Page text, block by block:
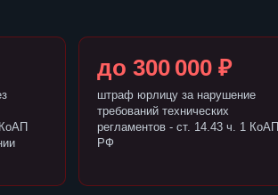
до 300 000 ₽
штраф юрлицу за нарушение
требований технических
регламентов - ст. 14.43 ч. 1 КоАП
РФ